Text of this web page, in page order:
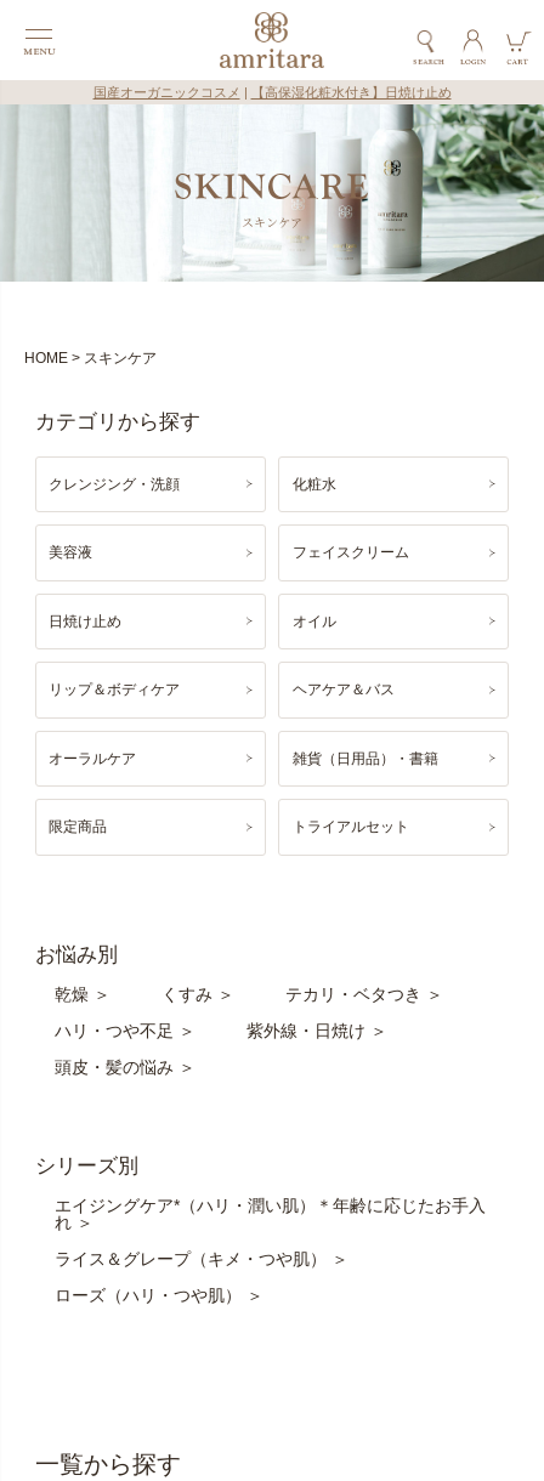
国産オーガニックコスメ 【高保湿化粧水付き】日焼け止め
スキンケア
HOME スキンケア
クレンジング・洗顔 化粧水
美容液 フェイスクリーム
日焼け止め オイル
リップ＆ボディケア ヘアケア＆バス
オーラルケア 雑貨（日用品）・書籍
限定商品 トライアルセット
お悩み別
乾燥 ＞ くすみ ＞
テカリ・ベタつき ＞
ハリ・つや不足 ＞
紫外線・日焼け ＞
頭皮・髪の悩み ＞
シリーズ別
エイジングケア*（ハリ・潤い肌）＊年齢に応じたお手入
れ ＞
ライス＆グレープ（キメ・つや肌） ＞
ローズ（ハリ・つや肌） ＞